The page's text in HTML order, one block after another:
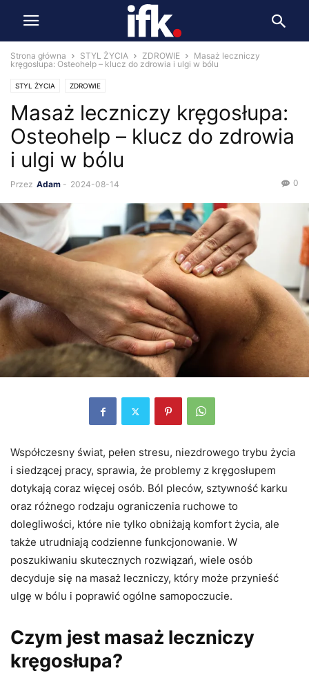
Strona główna STYL ŻYCIA ZDROWIE
Masaż leczniczy
kręgosłupa: Osteohelp – klucz do zdrowia i ulgi w bólu
STYL ŻYCIA ZDROWIE
Masaż leczniczy kręgosłupa:
Osteohelp – klucz do zdrowia
i ulgi w bólu
Przez Adam - 2024-08-14 0
Współczesny świat, pełen stresu, niezdrowego trybu życia
i siedzącej pracy, sprawia, że problemy z kręgosłupem
dotykają coraz więcej osób. Ból pleców, sztywność karku
oraz różnego rodzaju ograniczenia ruchowe to
dolegliwości, które nie tylko obniżają komfort życia, ale
także utrudniają codzienne funkcjonowanie. W
poszukiwaniu skutecznych rozwiązań, wiele osób
decyduje się na masaż leczniczy, który może przynieść
ulgę w bólu i poprawić ogólne samopoczucie.
Czym jest masaż leczniczy
kręgosłupa?